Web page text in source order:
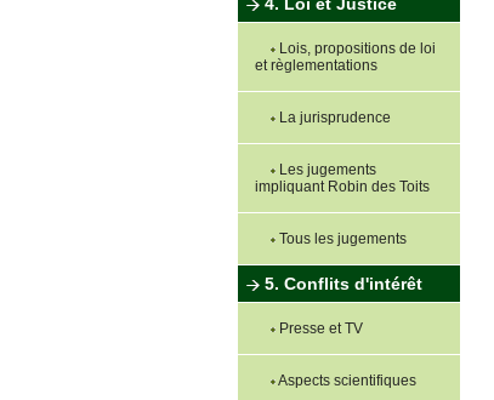
Lois, propositions de loi
et règlementations
La jurisprudence
Les jugements
impliquant Robin des Toits
Tous les jugements
5. Conflits d'intérêt
Presse et TV
Aspects scientifiques